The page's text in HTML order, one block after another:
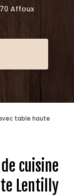
Affoux
table haute
cuisine
Lentilly